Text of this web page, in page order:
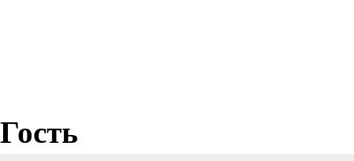
Гость